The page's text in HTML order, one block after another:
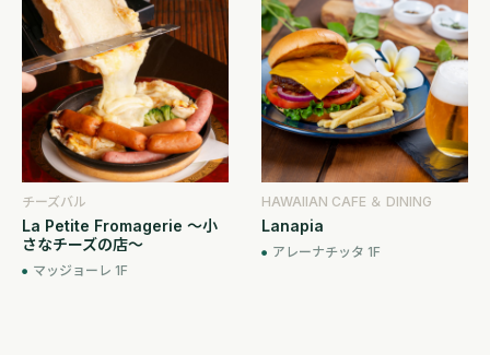
チーズバル
La Petite Fromagerie ～小
さなチーズの店～
マッジョーレ 1F
HAWAIIAN CAFE ＆ DINING
Lanapia
アレーナチッタ 1F